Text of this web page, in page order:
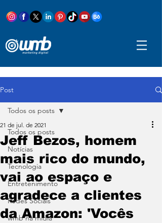
Post
Todos os posts
Notícias
Tecnologia
Entretenimento
Redes Sociais
wmb na mídia
Todos os posts
Jeff Bezos, homem
mais rico do mundo,
vai ao espaço e
agradece a clientes
da Amazon: 'Vocês
21 de jul. de 2021